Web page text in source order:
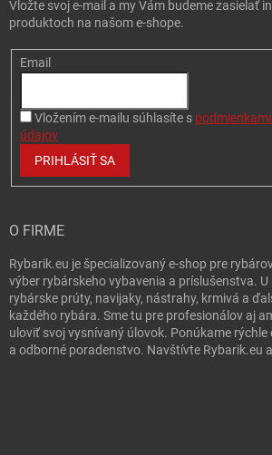
Vložte svoj e-mail a my Vám budeme zasielať
produktoch na našom e-shope.
Email
Vložením e-mailu súhlasíte s
údajov
PRIHLÁSIŤ SA
O FIRME
Rybarik.eu je špecializovaný e-shop pre
výber rybárskeho vybavenia a príslušenstva.
rybárske prúty, navijaky, nástrahy, krmivá a
každého rybára. Sme tu pre profesionálov aj
uloviť svoj vysnívaný úlovok. Ponúkame rýchle
a odborné poradenstvo. Navštívte Rybarik.eu